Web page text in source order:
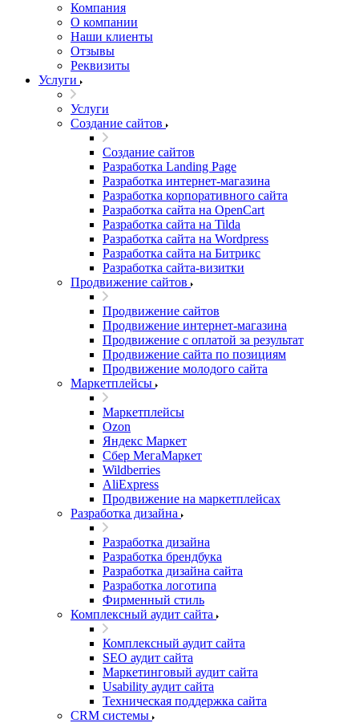
Компания
О компании
Наши клиенты
Отзывы
Реквизиты
Услуги
Услуги
Создание сайтов
Создание сайтов
Разработка Landing Page
Разработка интернет-магазина
Разработка корпоративного сайта
Разработка сайта на OpenCart
Разработка сайта на Tilda
Разработка сайта на Wordpress
Разработка сайта на Битрикс
Разработка сайта-визитки
Продвижение сайтов
Продвижение сайтов
Продвижение интернет-магазина
Продвижение с оплатой за результат
Продвижение сайта по позициям
Продвижение молодого сайта
Маркетплейсы
Маркетплейсы
Ozon
Яндекс Маркет
Сбер МегаМаркет
Wildberries
AliExpress
Продвижение на маркетплейсах
Разработка дизайна
Разработка дизайна
Разработка брендбука
Разработка дизайна сайта
Разработка логотипа
Фирменный стиль
Комплексный аудит сайта
Комплексный аудит сайта
SEO аудит сайта
Маркетинговый аудит сайта
Usability аудит сайта
Техническая поддержка сайта
CRM системы